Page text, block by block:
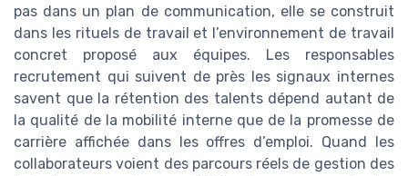
pas dans un plan de communication, elle se construit
dans les rituels de travail et l’environnement de travail
concret proposé aux équipes. Les responsables
recrutement qui suivent de près les signaux internes
savent que la rétention des talents dépend autant de
la qualité de la mobilité interne que de la promesse de
carrière affichée dans les offres d’emploi. Quand les
collaborateurs voient des parcours réels de gestion des